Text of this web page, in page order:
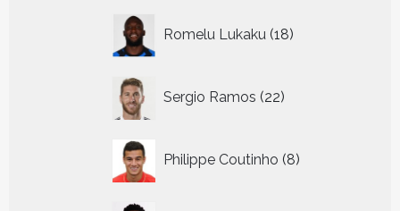
Romelu Lukaku 18
producten
Sergio Ramos 22
producten
Philippe Coutinho 8
producten